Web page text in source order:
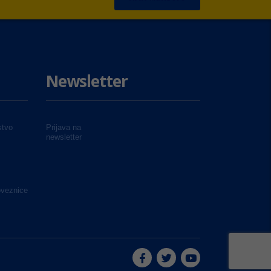
Newsletter
Prijava na
newsletter